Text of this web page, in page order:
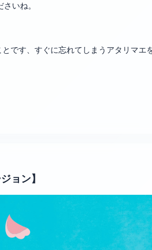
いね。
です、すぐに忘れてしまうアタリマ
ョン】